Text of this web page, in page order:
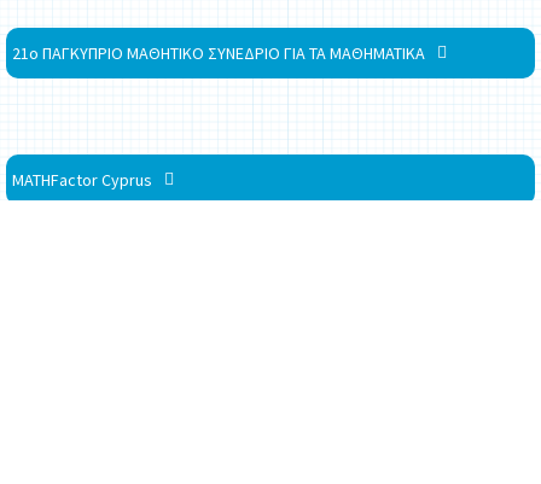
21ο ΠΑΓΚΥΠΡΙΟ ΜΑΘΗΤΙΚΟ ΣΥΝΕΔΡΙΟ ΓΙΑ ΤΑ ΜΑΘΗΜΑΤΙΚΑ
MATHFactor Cyprus